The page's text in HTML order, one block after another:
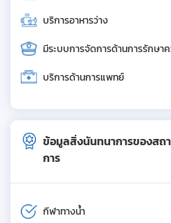
บริการอาหารว่าง
มีระบบการจัดการด้านการรักษา
บริการด้านการแพทย์
ข้อมูลสิ่งนันทนาการของสถ
การ
กีฬาทางน้ำ